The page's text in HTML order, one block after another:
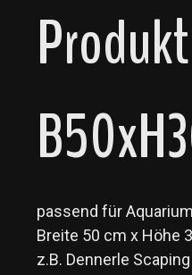
passend für
Breite 50 cm x Höhe
z.B. Dennerle